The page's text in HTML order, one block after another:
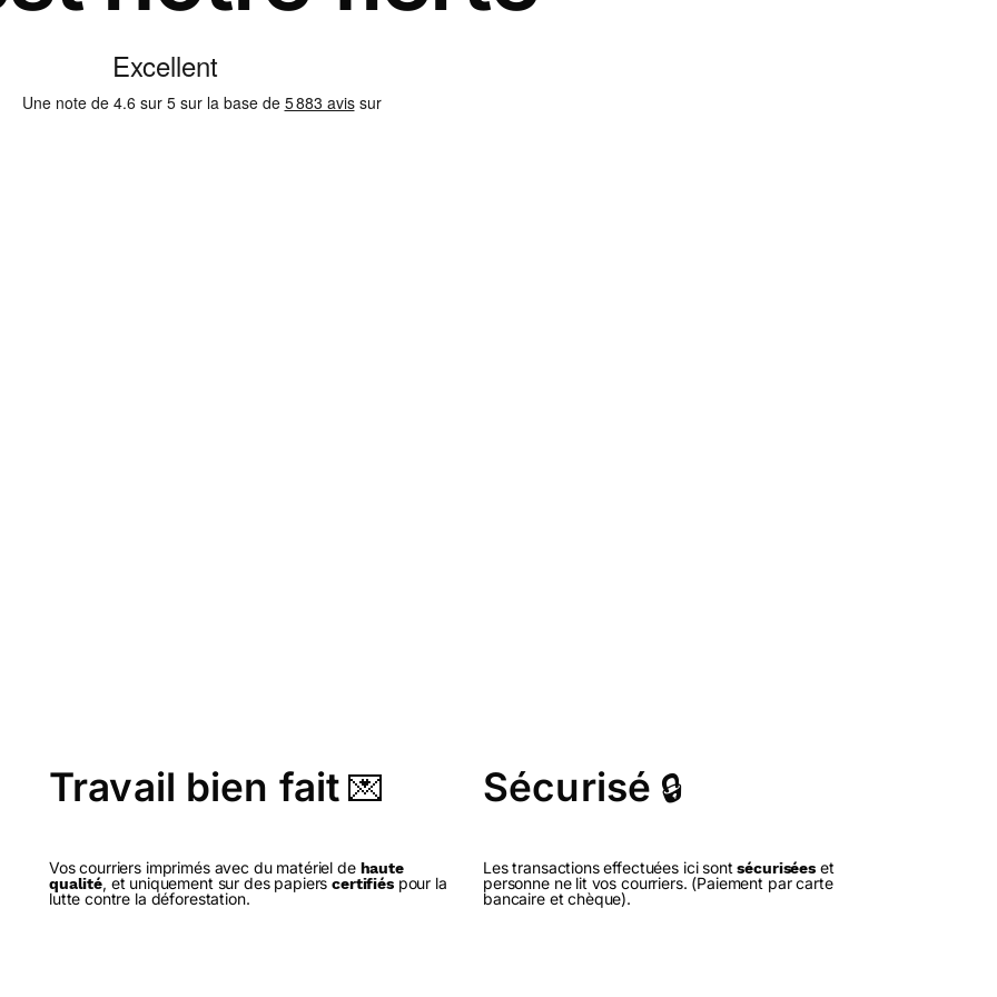
Travail bien fait 💌
Vos courriers imprimés avec du matériel de haute
qualité, et uniquement sur des papierscertifiéspour la
lutte contre la déforestation.
Sécurisé 🔒
Les transactions effectuées ici sontsécuriséeset
personne ne lit vos courriers. (Paiement par carte
bancaire et chèque).